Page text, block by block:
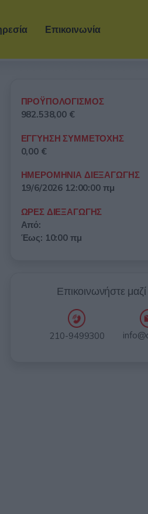
Επικοινωνία
ΠΡΟΫΠΟΛΟΓΙΣΜΟΣ
982.538,00 €
ΕΓΓΥΗΣΗ ΣΥΜΜΕΤΟΧΗΣ
0,00 €
ΗΜΕΡΟΜΗΝΙΑ ΔΙΕΞΑΓΩΓΗΣ
19/6/2026 12:00:00 πμ
ΩΡΕΣ ΔΙΕΞΑΓΩΓΗΣ
Από:
Έως: 10:00 πμ
Επικοινωνήστε
210-9499300